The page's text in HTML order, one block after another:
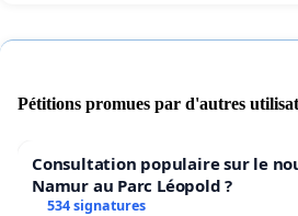
Pétitions promues par d'autres
Consultation populaire sur le
Namur au Parc Léopold ?
534 signatures